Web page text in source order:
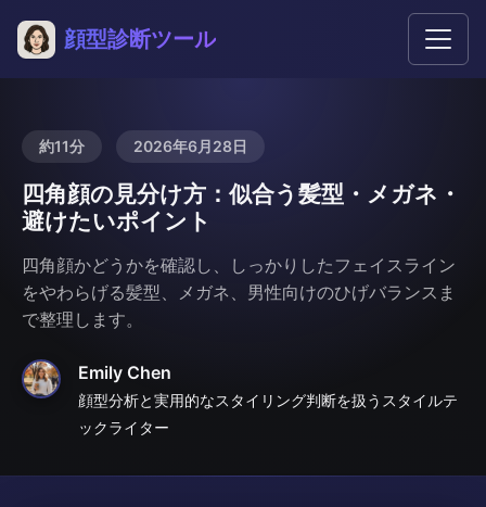
顔型診断ツール
約11分 2026年6月28日
四角顔の見分け方：似合う髪型・メガネ・
避けたいポイント
四角顔かどうかを確認し、しっかりしたフェイスライン
をやわらげる髪型、メガネ、男性向けのひげバランスま
で整理します。
Emily Chen
顔型分析と実用的なスタイリング判断を扱うスタイルテ
ックライター